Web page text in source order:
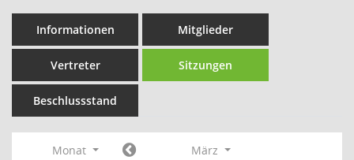
Informationen Mitglieder
Vertreter Sitzungen
Beschlussstand
Monat
März